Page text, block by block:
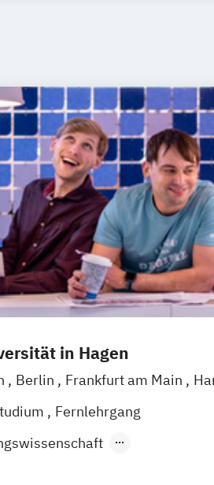
in Hagen
Berlin Frankfurt am Main
Karlsruhe
Nürnberg Bonn
Fernlehrgang